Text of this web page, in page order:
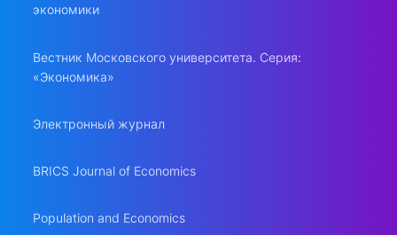
экономики
Вестник Московского университета. Серия:
«Экономика»
Электронный журнал
BRICS Journal of Economics
Population and Economics